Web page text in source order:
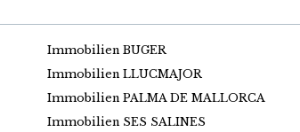
Immobilien BUGER
Immobilien LLUCMAJOR
Immobilien PALMA DE MALLORCA
Immobilien SES SALINES